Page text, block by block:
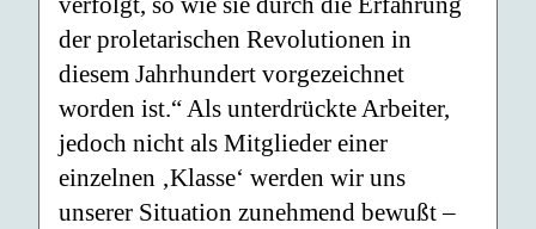
der proletarischen Revolutionen in
diesem Jahrhundert vorgezeichnet
worden ist.“ Als unterdrückte Arbeiter,
jedoch nicht als Mitglieder einer
einzelnen ‚Klasse‘ werden wir uns
unserer Situation zunehmend bewußt –